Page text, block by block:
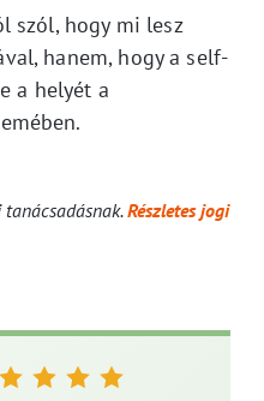
szól, hogy mi lesz
hanem, hogy a self-
a helyét a
tanácsadásnak.Részletes jogi